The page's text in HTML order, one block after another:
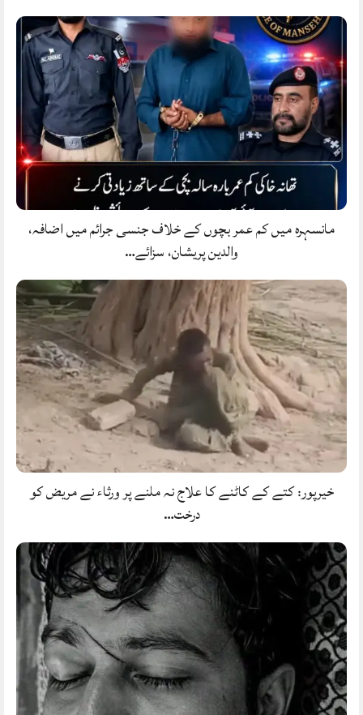
مانسہرہ میں کم عمر بچوں کے خلاف جنسی جرائم میں اضافہ،
والدین پریشان، سزائے…
خیرپور: کتے کے کاٹنے کا علاج نہ ملنے پر ورثاء نے مریض کو
درخت…